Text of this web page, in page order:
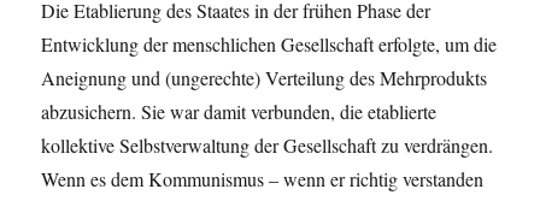
Die Etablierung des Staates in der frühen Phase der
Entwicklung der menschlichen Gesellschaft erfolgte, um die
Aneignung und (ungerechte) Verteilung des Mehrprodukts
abzusichern. Sie war damit verbunden, die etablierte
kollektive Selbstverwaltung der Gesellschaft zu verdrängen.
Wenn es dem Kommunismus – wenn er richtig verstanden